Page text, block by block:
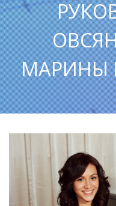
МАРИНЫ
ПРЕДМЕТНО-
ПРОСТРАНСТВЕННАЯ
СРЕДА